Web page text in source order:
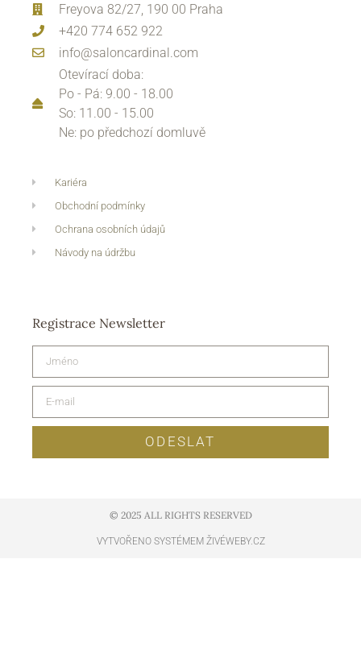
Freyova 82/27, 190 00 Praha
+420 774 652 922
info@saloncardinal.com
Otevírací doba:
Po - Pá: 9.00 - 18.00
So: 11.00 - 15.00
Ne: po předchozí domluvě
Kariéra
Obchodní podmínky
Ochrana osobních údajů
Návody na údržbu
Registrace Newsletter
ODESLAT
© 2025 ALL RIGHTS RESERVED​
VYTVOŘENO SYSTÉMEM ŽIVÉWEBY.CZ